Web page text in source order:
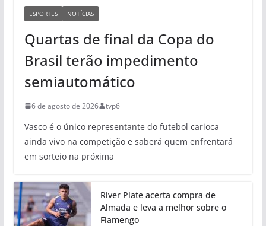
ESPORTES NOTÍCIAS
Quartas de final da Copa do
Brasil terão impedimento
semiautomático
6 de agosto de 2026 tvp6
Vasco é o único representante do futebol carioca
ainda vivo na competição e saberá quem enfrentará
em sorteio na próxima
River Plate acerta compra de
Almada e leva a melhor sobre o
Flamengo